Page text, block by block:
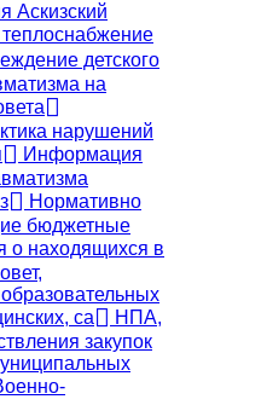
Аскизский
детского
на
нарушений
Информация
Нормативно
бюджетные
о находящихся в
са
НПА,
закупок